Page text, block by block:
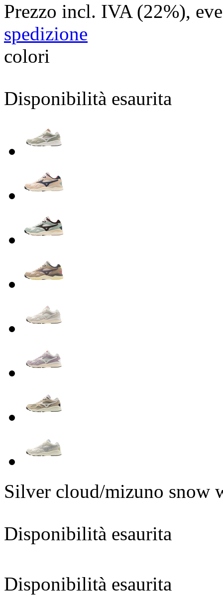
Prezzo incl. IVA (22%),
spedizione
colori
Disponibilità esaurita
Silver cloud/mizuno snow
Disponibilità esaurita
Disponibilità esaurita